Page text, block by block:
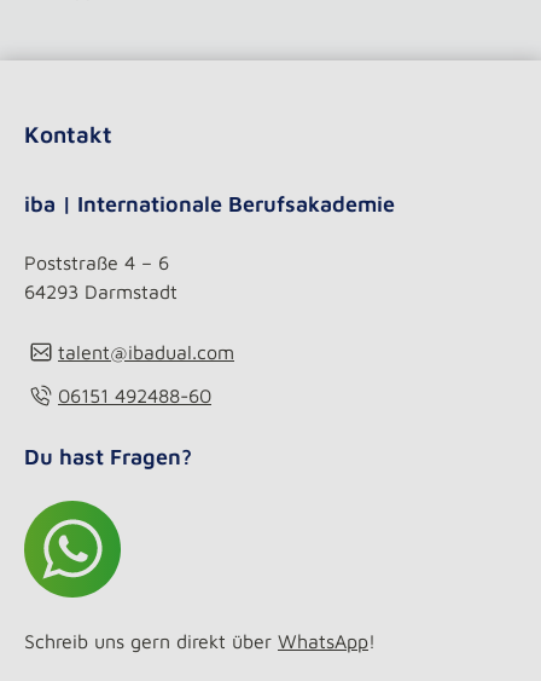
Kontakt
iba | Internationale Berufsakademie
Poststraße 4 – 6
64293 Darmstadt
talent@ibadual.com
06151 492488-60
Du hast Fragen?
Schreib uns gern direkt über WhatsApp!